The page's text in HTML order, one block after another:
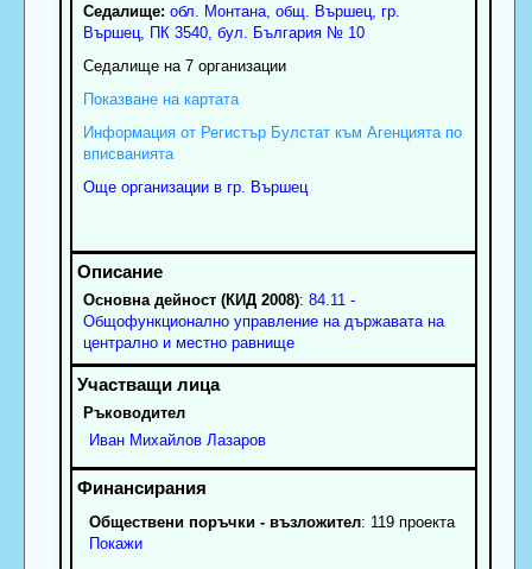
Седалище: обл. Монтана, общ. Вършец, гр.
Вършец, ПК 3540, бул. България № 10
Седалище на 7 организации
Показване на картата
Информация от Регистър Булстат към Агенцията по
вписванията
Още организации в гр. Вършец
Основна дейност (КИД 2008): 84.11 -
Общофункционално управление на държавата на
централно и местно равнище
Ръководител
Иван Михайлов Лазаров
Обществени поръчки - възложител: 119 проекта
Покажи